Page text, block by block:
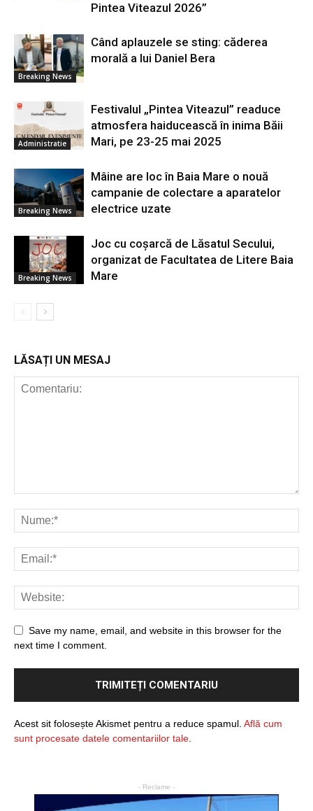
Pintea Viteazul 2026”
Breaking News
Când aplauzele se sting: căderea
morală a lui Daniel Bera
Administratie
Festivalul „Pintea Viteazul” readuce
atmosfera haiducească în inima Băii
Mari, pe 23-25 mai 2025
Breaking News
Mâine are loc în Baia Mare o nouă
campanie de colectare a aparatelor
electrice uzate
Breaking News
Joc cu coșarcă de Lăsatul Secului,
organizat de Facultatea de Litere Baia
Mare
LĂSAȚI UN MESAJ
Save my name, email, and website in this browser for the
next time I comment.
Acest sit folosește Akismet pentru a reduce spamul. Află cum
sunt procesate datele comentariilor tale.
- Reclame -